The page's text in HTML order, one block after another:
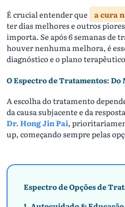
É crucial entender que a cura
ter dias melhores e outros
importa. Se após 6 semanas de
houver nenhuma melhora, é
diagnóstico e o plano
O Espectro de Tratamentos: Do
A escolha do tratamento
da causa subjacente e da
Dr. Hong Jin Pai,
up, começando sempre pelas
Espectro de Opções de